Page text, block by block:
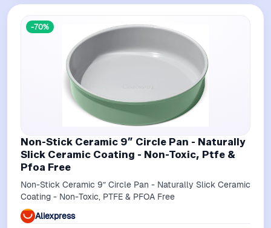
-70%
Non-Stick Ceramic 9” Circle Pan - Naturally
Slick Ceramic Coating - Non-Toxic, Ptfe &
Pfoa Free
Non-Stick Ceramic 9” Circle Pan - Naturally Slick Ceramic
Coating - Non-Toxic, PTFE & PFOA Free
Aliexpress